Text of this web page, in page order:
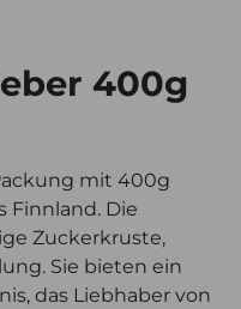
400g
mit 400g
Finnland. Die
Zuckerkruste,
Sie bieten ein
das Liebhaber von